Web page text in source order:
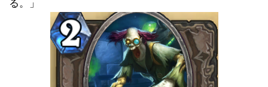
る。」